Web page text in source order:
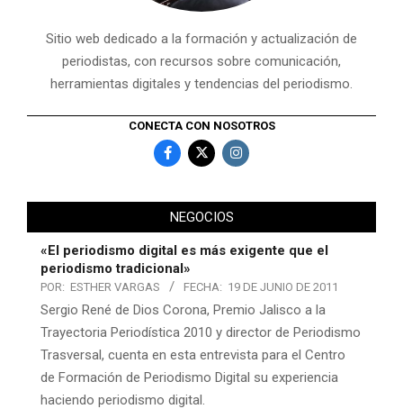
Sitio web dedicado a la formación y actualización de
periodistas, con recursos sobre comunicación,
herramientas digitales y tendencias del periodismo.
CONECTA CON NOSOTROS
NEGOCIOS
«El periodismo digital es más exigente que el
periodismo tradicional»
POR: ESTHER VARGAS FECHA: 19 DE JUNIO DE 2011
Sergio René de Dios Corona, Premio Jalisco a la
Trayectoria Periodística 2010 y director de Periodismo
Trasversal, cuenta en esta entrevista para el Centro
de Formación de Periodismo Digital su experiencia
haciendo periodismo digital.